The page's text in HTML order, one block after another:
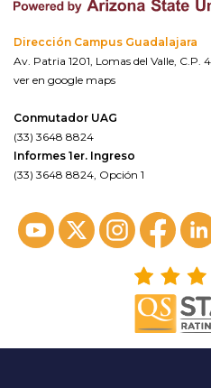
Dirección Campus Guadalajara
Av. Patria 1201, Lomas del Valle, C.P.
ver en google maps
Conmutador UAG
(33) 3648 8824
Informes 1er. Ingreso
(33) 3648 8824, Opción 1